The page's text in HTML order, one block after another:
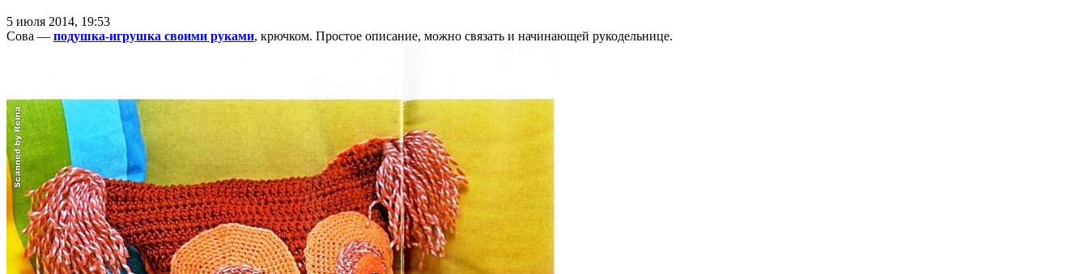
5 июля 2014, 19:53
Сова — подушка-игрушка своими руками, крючком. Простое описание, можно связать и начинающей рукодельнице.